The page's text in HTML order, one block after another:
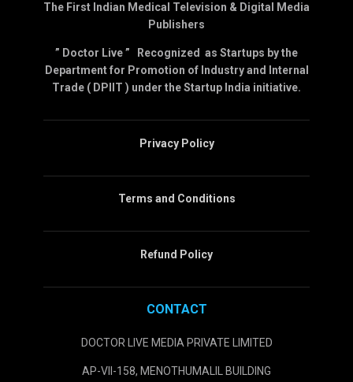
The First Indian Medical Television & Digital Media
Publishers
” Doctor Live ” Recognized as Startups by the
Department for Promotion of Industry and Internal
Trade ( DPIIT ) under the Startup India initiative.
Privacy Policy
Terms and Conditions
Refund Policy
CONTACT
DOCTOR LIVE MEDIA PRIVATE LIMITED
AP-VII-158, MENOTHUMALIL BUILDING